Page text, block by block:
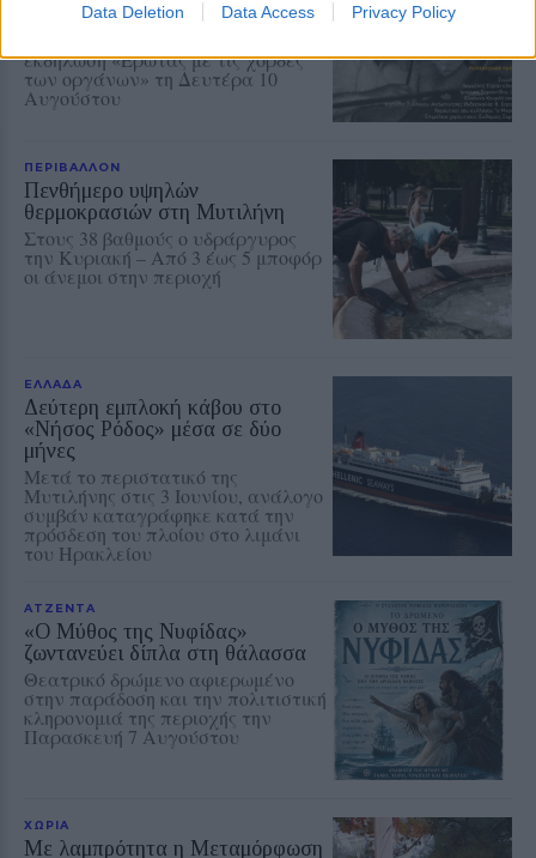
Data Deletion Data Access Privacy Policy
Μουσική, φωτογραφία και
εκδήλωση «Έρωτας με τις χορδές
των οργάνων» τη Δευτέρα 10
Αυγούστου
ΠΕΡΙΒΑΛΛΟΝ
Πενθήμερο υψηλών
θερμοκρασιών στη Μυτιλήνη
Στους 38 βαθμούς ο υδράργυρος
την Κυριακή – Από 3 έως 5 μποφόρ
οι άνεμοι στην περιοχή
ΕΛΛΑΔΑ
Δεύτερη εμπλοκή κάβου στο
«Νήσος Ρόδος» μέσα σε δύο
μήνες
Μετά το περιστατικό της
Μυτιλήνης στις 3 Ιουνίου, ανάλογο
συμβάν καταγράφηκε κατά την
πρόσδεση του πλοίου στο λιμάνι
του Ηρακλείου
ΑΤΖΕΝΤΑ
«Ο Μύθος της Νυφίδας»
ζωντανεύει δίπλα στη θάλασσα
Θεατρικό δρώμενο αφιερωμένο
στην παράδοση και την πολιτιστική
κληρονομιά της περιοχής την
Παρασκευή 7 Αυγούστου
ΧΩΡΙΑ
Με λαμπρότητα η Μεταμόρφωση